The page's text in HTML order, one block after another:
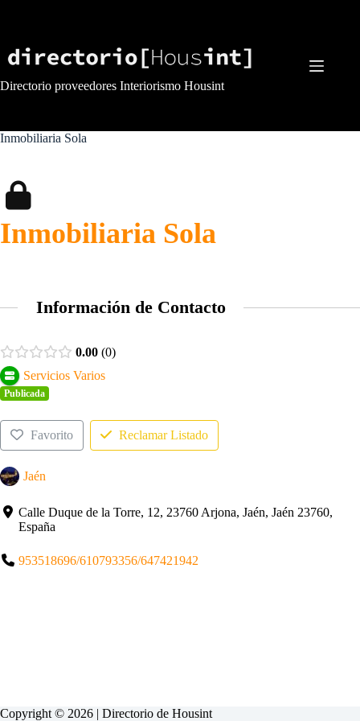
Directorio proveedores Interiorismo Housint
Inmobiliaria Sola
Inmobiliaria Sola
Información de Contacto
0.00 0
Servicios Varios
Publicada
Favorito Reclamar Listado
Jaén
Calle Duque de la Torre, 12, 23760 Arjona, Jaén, Jaén 23760,
España
953518696/610793356/647421942
Copyright © 2026 | Directorio de Housint